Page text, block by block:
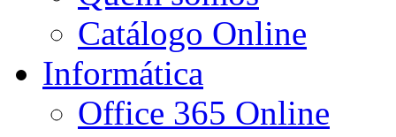
Catálogo Online
Informática
Office 365 Online